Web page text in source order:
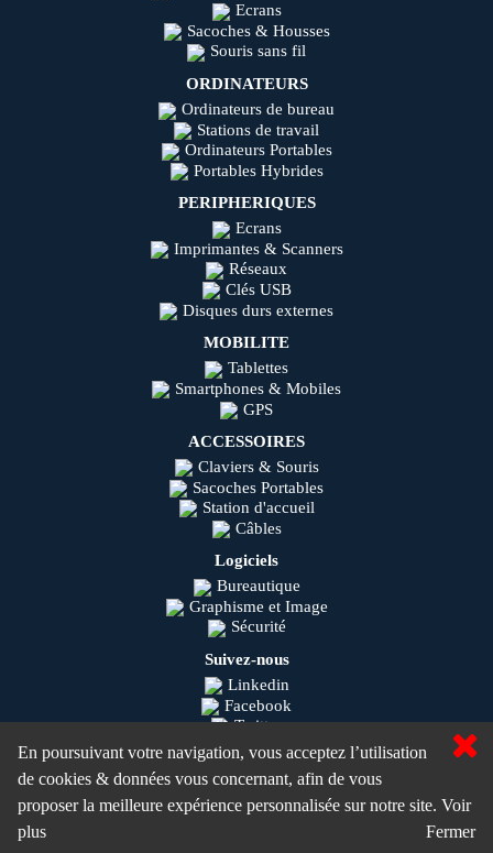
En poursuivant votre navigation, vous acceptez l’utilisation
de cookies & données vous concernant, afin de vous
proposer la meilleure expérience personnalisée sur notre site. Voir
plus
Fermer
Ecrans
Sacoches & Housses
Souris sans fil
ORDINATEURS
Ordinateurs de bureau
Stations de travail
Ordinateurs Portables
Portables Hybrides
PERIPHERIQUES
Ecrans
Imprimantes & Scanners
Réseaux
Clés USB
Disques durs externes
MOBILITE
Tablettes
Smartphones & Mobiles
GPS
ACCESSOIRES
Claviers & Souris
Sacoches Portables
Station d'accueil
Câbles
Logiciels
Bureautique
Graphisme et Image
Sécurité
Suivez-nous
Linkedin
Facebook
Twitter
Youtube
Instagram
Olisys © 2020